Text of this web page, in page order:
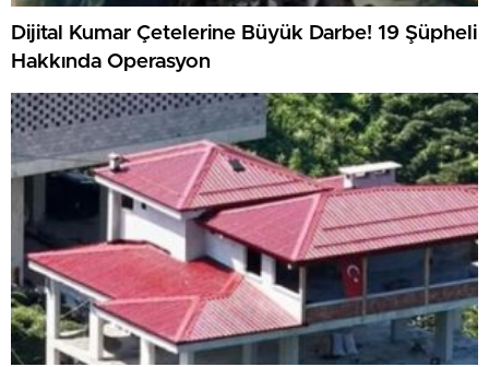
Dijital Kumar Çetelerine Büyük Darbe! 19 Şüpheli
Hakkında Operasyon